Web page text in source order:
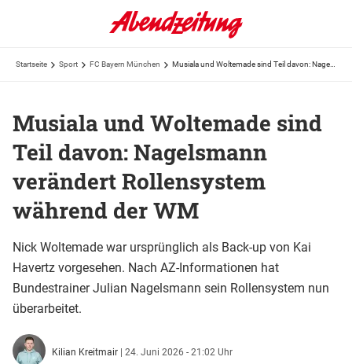
Startseite Sport FC Bayern München
Musiala und Woltemade sind
Teil davon: Nagelsmann
verändert Rollensystem
während der WM
Nick Woltemade war ursprünglich als Back-up von Kai
Havertz vorgesehen. Nach AZ-Informationen hat
Bundestrainer Julian Nagelsmann sein Rollensystem nun
überarbeitet.
Kilian Kreitmair | 24. Juni 2026 - 21:02 Uhr